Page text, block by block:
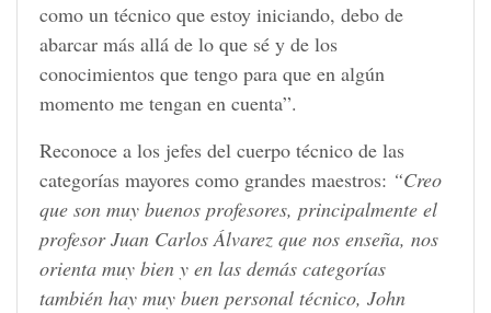
como un técnico que estoy iniciando, debo de
abarcar más allá de lo que sé y de los
conocimientos que tengo para que en algún
momento me tengan en cuenta”.
Reconoce a los jefes del cuerpo técnico de las
categorías mayores como grandes maestros: “Creo
que son muy buenos profesores, principalmente el
profesor Juan Carlos Álvarez que nos enseña, nos
orienta muy bien y en las demás categorías
también hay muy buen personal técnico, John